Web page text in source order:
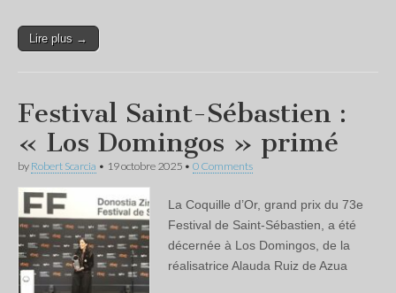
Lire plus →
Festival Saint-Sébastien :
« Los Domingos » primé
by Robert Scarcia • 19 octobre 2025 • 0 Comments
La Coquille d’Or, grand prix du 73e
Festival de Saint-Sébastien, a été
décernée à Los Domingos, de la
réalisatrice Alauda Ruiz de Azua